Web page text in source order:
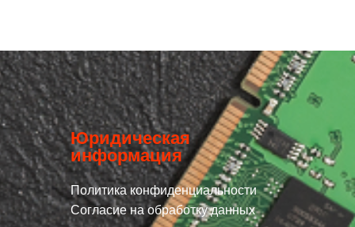
Юридическая
информация
Политика конфиденциальности
Согласие на обработку данных